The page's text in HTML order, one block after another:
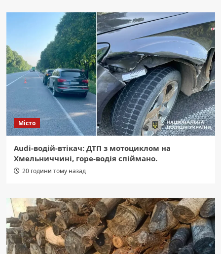
Місто
Audi-водій-втікач: ДТП з мотоциклом на
Хмельниччині, горе-водія спіймано.
20 години тому назад